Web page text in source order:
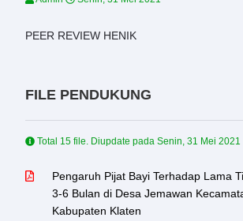
PEER REVIEW HENIK
FILE PENDUKUNG
Total 15 file. Diupdate pada Senin, 31 Mei 2021
Pengaruh Pijat Bayi Terhadap Lama
3-6 Bulan di Desa Jemawan
Kabupaten Klaten